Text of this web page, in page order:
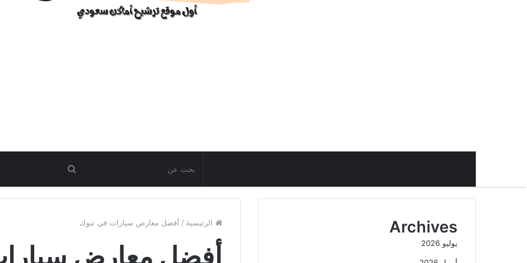
الرئيسية / أفضل معارض سيارات في تبوك
أفضل معارض
Archives
يوليو 2026